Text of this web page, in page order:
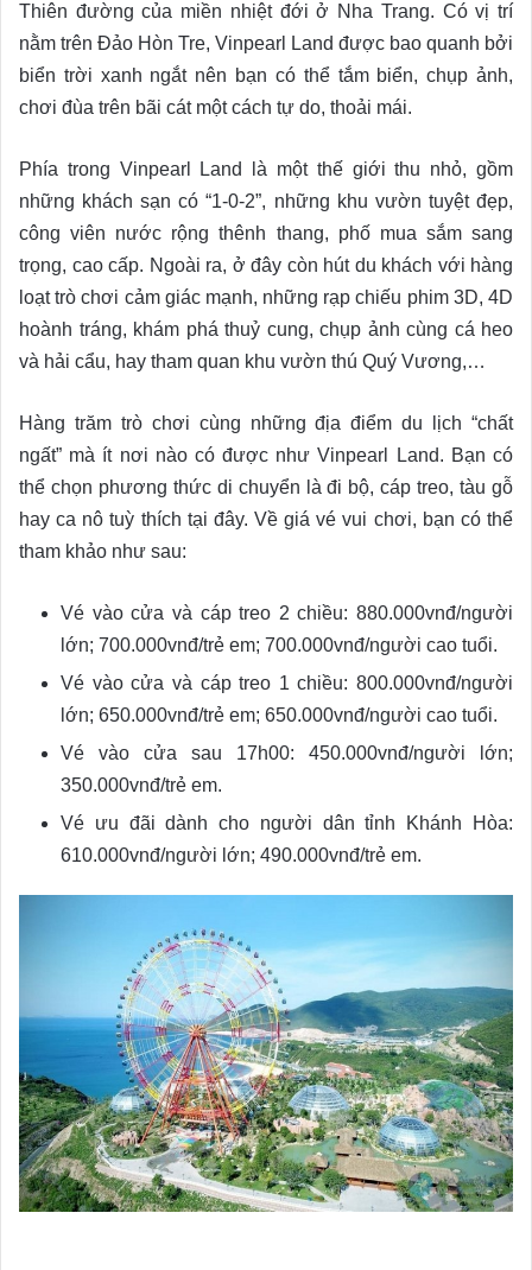
Thiên đường của miền nhiệt đới ở Nha Trang. Có vị trí
nằm trên Đảo Hòn Tre, Vinpearl Land được bao quanh bởi
biển trời xanh ngắt nên bạn có thể tắm biển, chụp ảnh,
chơi đùa trên bãi cát một cách tự do, thoải mái.
Phía trong Vinpearl Land là một thế giới thu nhỏ, gồm
những khách sạn có “1-0-2”, những khu vườn tuyệt đẹp,
công viên nước rộng thênh thang, phố mua sắm sang
trọng, cao cấp. Ngoài ra, ở đây còn hút du khách với hàng
loạt trò chơi cảm giác mạnh, những rạp chiếu phim 3D, 4D
hoành tráng, khám phá thuỷ cung, chụp ảnh cùng cá heo
và hải cẩu, hay tham quan khu vườn thú Quý Vương,…
Hàng trăm trò chơi cùng những địa điểm du lịch “chất
ngất” mà ít nơi nào có được như Vinpearl Land. Bạn có
thể chọn phương thức di chuyển là đi bộ, cáp treo, tàu gỗ
hay ca nô tuỳ thích tại đây. Về giá vé vui chơi, bạn có thể
tham khảo như sau:
Vé vào cửa và cáp treo 2 chiều: 880.000vnđ/người
lớn; 700.000vnđ/trẻ em; 700.000vnđ/người cao tuổi.
Vé vào cửa và cáp treo 1 chiều: 800.000vnđ/người
lớn; 650.000vnđ/trẻ em; 650.000vnđ/người cao tuổi.
Vé vào cửa sau 17h00: 450.000vnđ/người lớn;
350.000vnđ/trẻ em.
Vé ưu đãi dành cho người dân tỉnh Khánh Hòa:
610.000vnđ/người lớn; 490.000vnđ/trẻ em.